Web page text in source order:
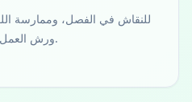
للنقاش في الفصل، وممارسة
ورش العمل، والأنشطة الأخرى للشخصين.